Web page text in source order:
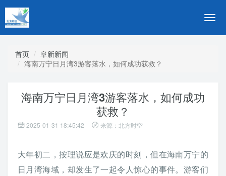
切
导
首页
阜新新闻
海南万宁日月湾3游客落水，如何成功获救？
海南万宁日月湾3游客落水，如何成功
获救？
2025-01-31 18:45:42 来源：北方时空
大年初二，按理说应是欢庆的时刻，但在海南万宁的
日月湾海域，却发生了一起令人惊心的事件。游客们